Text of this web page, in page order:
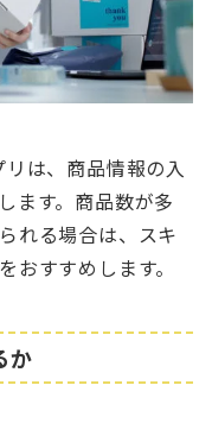
は、商品情報の入
ます。商品数が多
れる場合は、スキ
おすすめします。
か